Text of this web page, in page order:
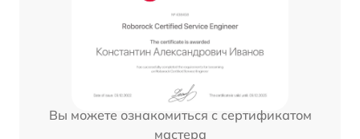
Вы можете ознакомиться с сертификатом
мастера